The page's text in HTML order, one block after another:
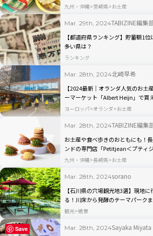
絶妙
九州・沖縄 宮崎県 お土産
Mar. 29th, 2024TABIZINE編集
【都道府県ランキング】貯蓄額1
多い県は？
ランキング
Mar. 28th, 2024北崎早希
【2024最新｜オランダ人気のお
ーマーケット「Albert Heijn」で買
ヨーロッパ オランダ お土産
Mar. 28th, 2024TABIZINE編集
お土産や食べ歩きのおともにも！
ンドの専門店「Petitjean＜プティ
九州・沖縄 長崎県 お土産
Mar. 28th, 2024sorano
【石川県の穴場観光地3選】現地
る！川床から発酵のテーマパーク
観光 絶景
Mar. 28th, 2024Sayaka Miyata
Save